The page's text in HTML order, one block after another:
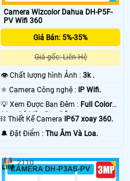
Camera Wizcolor Dahua DH-P5F-
PV Wifi 360
Giá Bán: 5%-35%
Giá gốc: Liên Hệ
👁 Chất lượng hình Ảnh :3k .
⚛️ Camera Công nghệ :
IP Wifi.
💡 Xem Được Ban Đêm : Full Color
30m Có Màu Ban Ðêm.
⛓ Thiết Kế Camera
IP67 xoay 360.
️🔔 Đặt Điểm :Thu Âm Và Loa.
2110